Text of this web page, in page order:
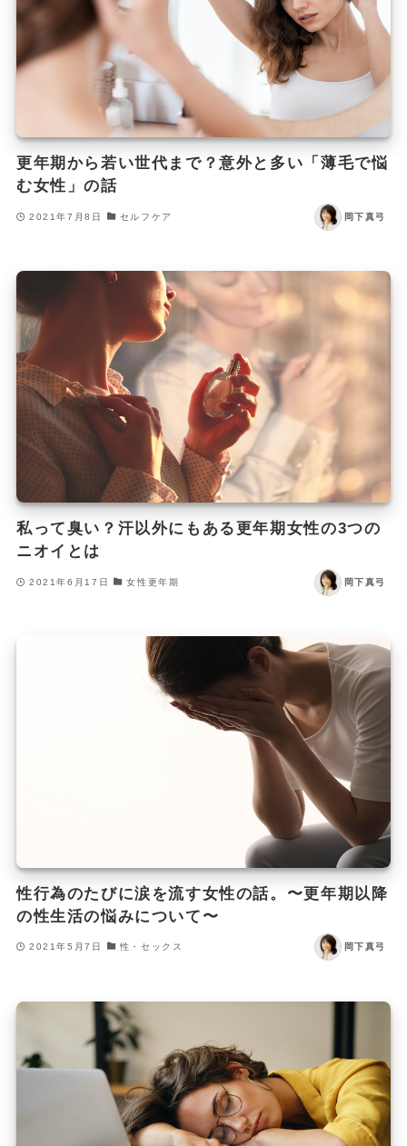
更年期から若い世代まで？意外と多い「薄毛で悩
む女性」の話
2021年7月8日 セルフケア 岡下真弓
私って臭い？汗以外にもある更年期女性の3つの
ニオイとは
2021年6月17日 女性更年期 岡下真弓
性行為のたびに涙を流す女性の話。〜更年期以降
の性生活の悩みについて〜
2021年5月7日 性・セックス 岡下真弓